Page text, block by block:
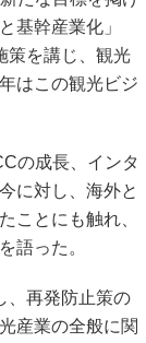
基幹産業化」
策を講じ、観光
はこの観光ビジ
の成長、インタ
に対し、海外と
ことにも触れ、
語った。
、再発防止策の
産業の全般に関